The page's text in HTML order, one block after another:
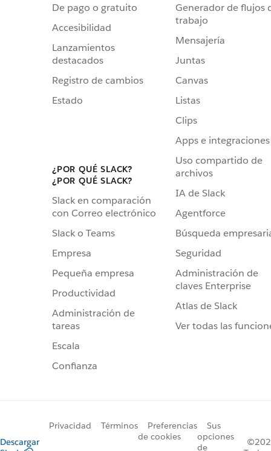
De pago o gratuito
Accesibilidad
Lanzamientos
destacados
Registro de cambios
Estado
¿POR QUÉ SLACK?
¿POR QUÉ SLACK?
Slack en comparación
con Correo electrónico
Slack o Teams
Empresa
Pequeña empresa
Productividad
Administración de
tareas
Escala
Confianza
Generador de flujos
trabajo
Mensajería
Juntas
Canvas
Listas
Clips
Apps e integraciones
Uso compartido de
archivos
IA de Slack
Agentforce
Búsqueda
Seguridad
Administración de
claves Enterprise
Atlas de Slack
Ver todas las
Descargar
Privacidad Términos
Preferencias
de cookies
Sus
opciones
de